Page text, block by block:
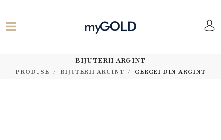
BIJUTERII ARGINT
PRODUSE BIJUTERII ARGINT CERCEI DIN ARGINT